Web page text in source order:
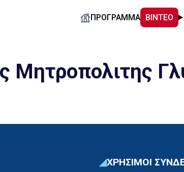
ΠΡΟΓΡΑΜΜΑ ΒΙΝΤΕΟ
Μητροπολιτης
ΧΡΗΣΙΜΟΙ